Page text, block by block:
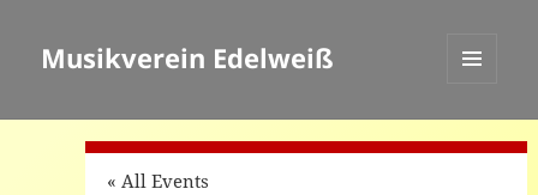
Musikverein Edelweiß
« All Events